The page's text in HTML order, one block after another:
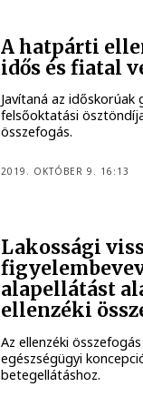
A hatpárti
idős és fiatal
Javítaná az
felsőoktatási
összefogás.
2019. OKTÓBER 9. 16:13
Lakossági
alapellátást
ellenzéki
Az ellenzéki
egészségügyi
betegellátáshoz.